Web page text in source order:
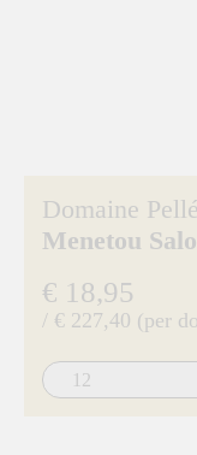
Domaine Pellé
Menetou
€ 18,95
/ € 227,40 (per